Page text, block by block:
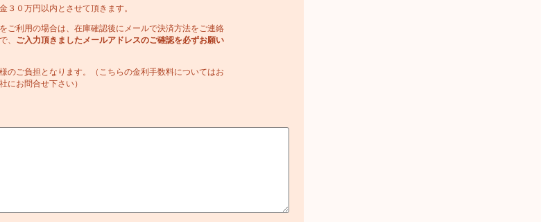
３０万円以内とさせて頂きます。
をご利用の場合は、在庫確認後にメールで決済方法をご連絡
、 ご入力頂きましたメールアドレスのご確認を必ずお願い
のご負担となります。（こちらの金利手数料についてはお
にお問合せ下さい）